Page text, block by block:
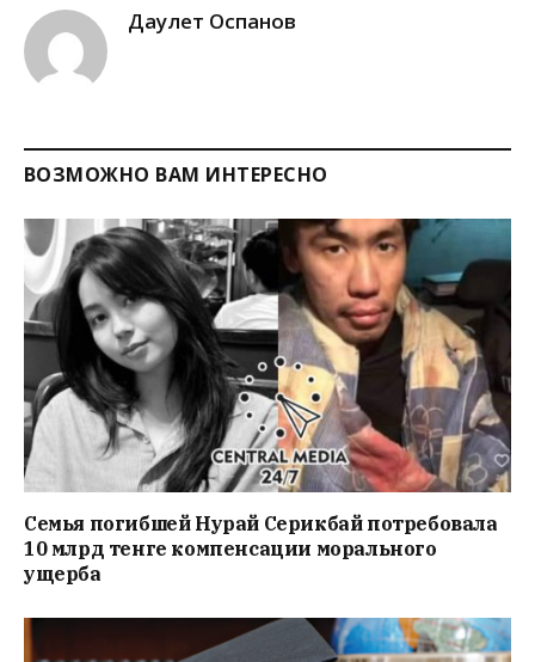
Даулет Оспанов
ВОЗМОЖНО ВАМ ИНТЕРЕСНО
Семья погибшей Нурай Серикбай потребовала
10 млрд тенге компенсации морального
ущерба